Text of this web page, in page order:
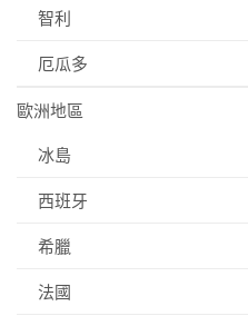
智利
厄瓜多
歐洲地區
冰島
西班牙
希臘
法國